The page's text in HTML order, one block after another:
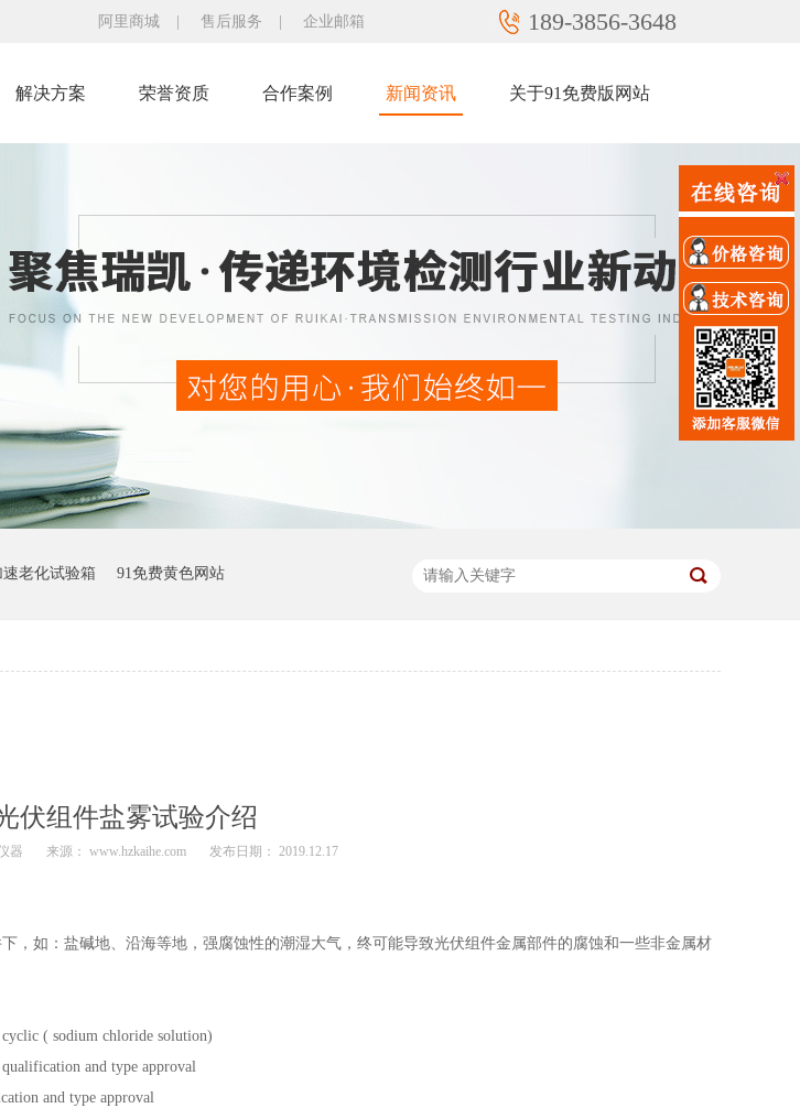
阿里商城 售后服务 企业邮箱 189-3856-3648
解决方案 荣誉资质 合作案例 新闻资讯 关于91免费版网站
速老化试验箱 91免费黄色网站
伏组件盐雾试验介绍
器 来源： www.hzkaihe.com 发布日期： 2019.12.17
：盐碱地、沿海等地，强腐蚀性的潮湿大气，终可能导致光伏组件金属部件的腐蚀和一些非金属材
( sodium chloride solution)
and type approval
and type approval